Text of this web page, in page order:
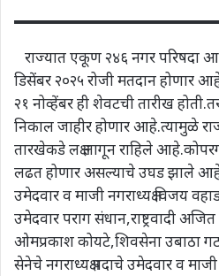
राज्यात एकूण २४६ नगर परिषदा
डिसेंबर २०२५ रोजी मतदान होणार
२१ नोव्हेंबर ही शेवटची तारीख
निकाल जाहीर होणार आहे.त्यामुळे
तारखेकडे लक्ष लागून राहिले
लढत होणार असल्याचे उघड झाले
उमेदवार व माजी नगराध्यक्ष विजय
उमेदवार पराग संधान,राष्ट्रवादी
ओमप्रकाश कोयटे,शिवसेना उबाठा
सेनेचे नगराध्यक्ष पदाचे उमेदवार व माजी